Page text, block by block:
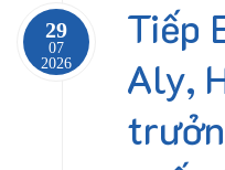
29
07
2026
Tiếp
Aly,